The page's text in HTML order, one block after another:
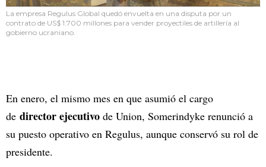
La empresa Regulus Global quedó envuelta en una disputa por un
contrato de US$ 1.700 millones para vender proyectiles de artillería al
gobierno ucraniano.
En enero, el mismo mes en que asumió el cargo
de director ejecutivo de Union, Somerindyke renunció a
su puesto operativo en Regulus, aunque conservó su rol de
presidente.